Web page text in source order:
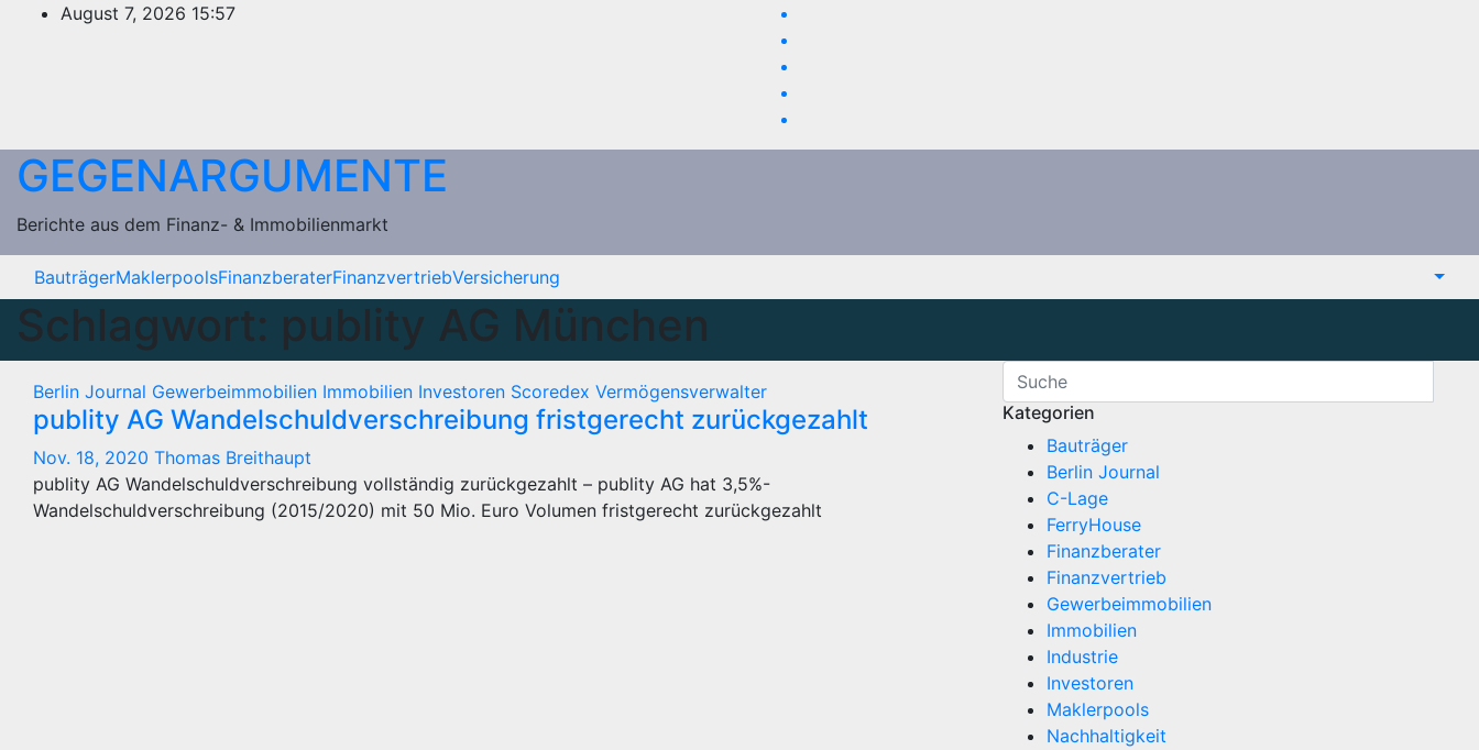
August 7, 2026 15:57
GEGENARGUMENTE
Berichte aus dem Finanz- & Immobilienmarkt
BauträgerMaklerpoolsFinanzberaterFinanzvertriebVersicherung
Schlagwort: publity AG München
Berlin Journal Gewerbeimmobilien Immobilien Investoren Scoredex Vermögensverwalter
publity AG Wandelschuldverschreibung fristgerecht zurückgezahlt
Nov. 18, 2020 Thomas Breithaupt
publity AG Wandelschuldverschreibung vollständig zurückgezahlt – publity AG hat 3,5%-
Wandelschuldverschreibung (2015/2020) mit 50 Mio. Euro Volumen fristgerecht zurückgezahlt
Kategorien
Bauträger
Berlin Journal
C-Lage
FerryHouse
Finanzberater
Finanzvertrieb
Gewerbeimmobilien
Immobilien
Industrie
Investoren
Maklerpools
Nachhaltigkeit